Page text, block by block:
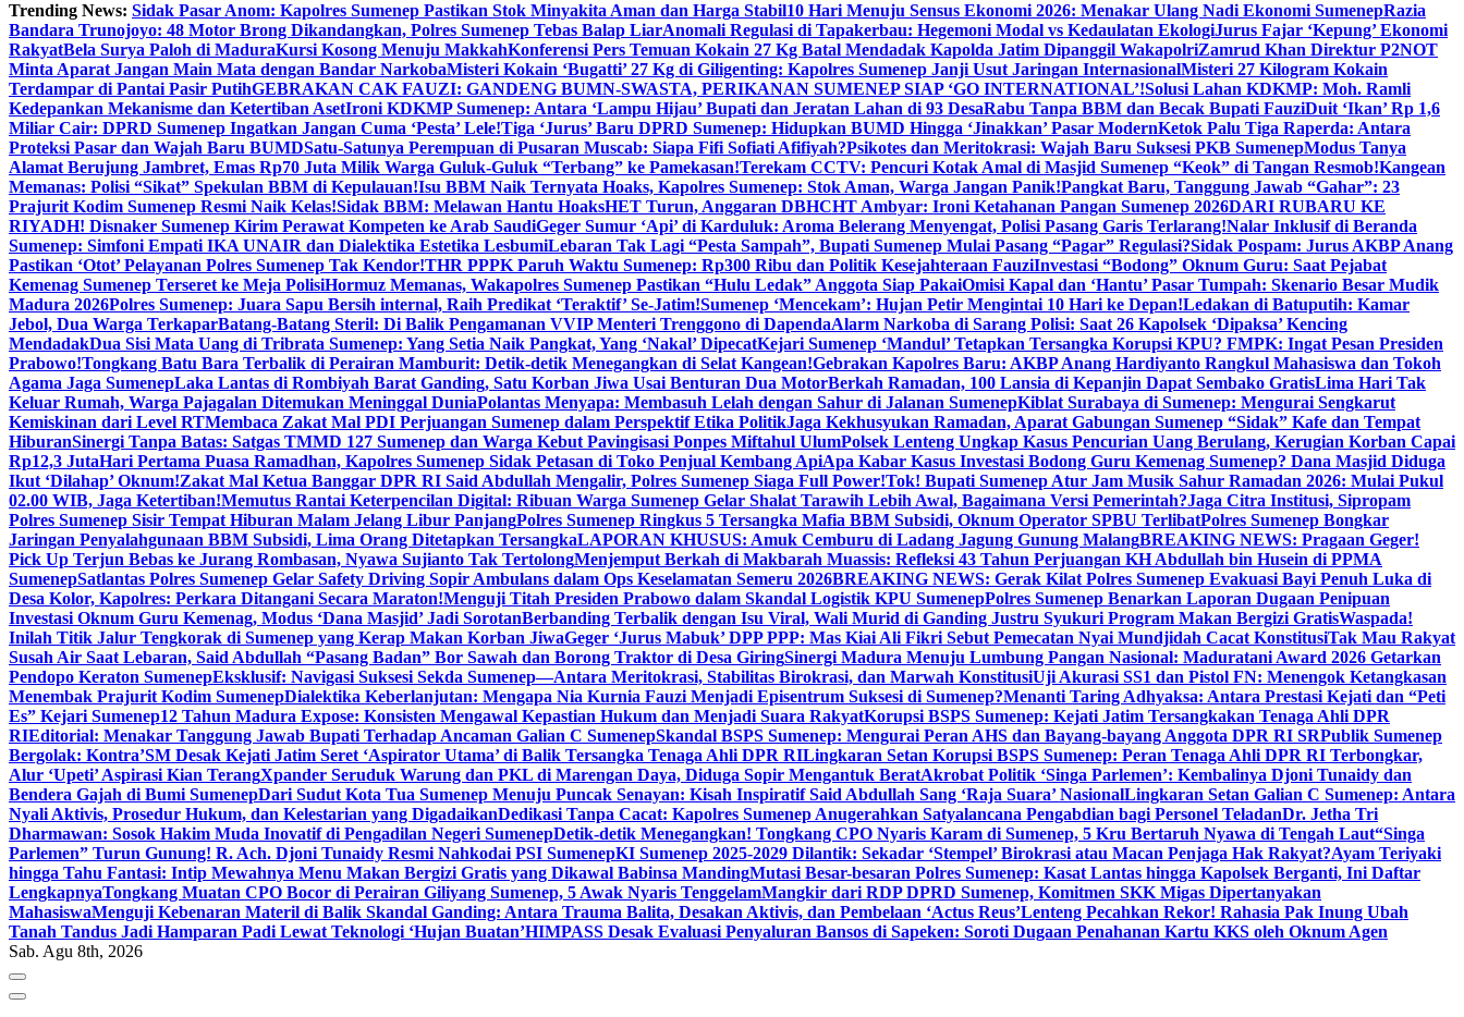
Trending News: Sidak Pasar Anom: Kapolres Sumenep Pastikan Stok Minyakita Aman dan Harga Stabil10 Hari Menuju Sensus Ekonomi 2026: Menakar Ulang Nadi Ekonomi SumenepRazia
Bandara Trunojoyo: 48 Motor Brong Dikandangkan, Polres Sumenep Tebas Balap LiarAnomali Regulasi di Tapakerbau: Hegemoni Modal vs Kedaulatan EkologiJurus Fajar ‘Kepung’ Ekonomi
RakyatBela Surya Paloh di MaduraKursi Kosong Menuju MakkahKonferensi Pers Temuan Kokain 27 Kg Batal Mendadak Kapolda Jatim Dipanggil WakapolriZamrud Khan Direktur P2NOT
Minta Aparat Jangan Main Mata dengan Bandar NarkobaMisteri Kokain ‘Bugatti’ 27 Kg di Giligenting: Kapolres Sumenep Janji Usut Jaringan InternasionalMisteri 27 Kilogram Kokain
Terdampar di Pantai Pasir PutihGEBRAKAN CAK FAUZI: GANDENG BUMN-SWASTA, PERIKANAN SUMENEP SIAP ‘GO INTERNATIONAL’!Solusi Lahan KDKMP: Moh. Ramli
Kedepankan Mekanisme dan Ketertiban AsetIroni KDKMP Sumenep: Antara ‘Lampu Hijau’ Bupati dan Jeratan Lahan di 93 DesaRabu Tanpa BBM dan Becak Bupati FauziDuit ‘Ikan’ Rp 1,6
Miliar Cair: DPRD Sumenep Ingatkan Jangan Cuma ‘Pesta’ Lele!Tiga ‘Jurus’ Baru DPRD Sumenep: Hidupkan BUMD Hingga ‘Jinakkan’ Pasar ModernKetok Palu Tiga Raperda: Antara
Proteksi Pasar dan Wajah Baru BUMDSatu-Satunya Perempuan di Pusaran Muscab: Siapa Fifi Sofiati Afifiyah?Psikotes dan Meritokrasi: Wajah Baru Suksesi PKB SumenepModus Tanya
Alamat Berujung Jambret, Emas Rp70 Juta Milik Warga Guluk-Guluk “Terbang” ke Pamekasan!Terekam CCTV: Pencuri Kotak Amal di Masjid Sumenep “Keok” di Tangan Resmob!Kangean
Memanas: Polisi “Sikat” Spekulan BBM di Kepulauan!Isu BBM Naik Ternyata Hoaks, Kapolres Sumenep: Stok Aman, Warga Jangan Panik!Pangkat Baru, Tanggung Jawab “Gahar”: 23
Prajurit Kodim Sumenep Resmi Naik Kelas!Sidak BBM: Melawan Hantu HoaksHET Turun, Anggaran DBHCHT Ambyar: Ironi Ketahanan Pangan Sumenep 2026DARI RUBARU KE
RIYADH! Disnaker Sumenep Kirim Perawat Kompeten ke Arab SaudiGeger Sumur ‘Api’ di Karduluk: Aroma Belerang Menyengat, Polisi Pasang Garis Terlarang!Nalar Inklusif di Beranda
Sumenep: Simfoni Empati IKA UNAIR dan Dialektika Estetika LesbumiLebaran Tak Lagi “Pesta Sampah”, Bupati Sumenep Mulai Pasang “Pagar” Regulasi?Sidak Pospam: Jurus AKBP Anang
Pastikan ‘Otot’ Pelayanan Polres Sumenep Tak Kendor!THR PPPK Paruh Waktu Sumenep: Rp300 Ribu dan Politik Kesejahteraan FauziInvestasi “Bodong” Oknum Guru: Saat Pejabat
Kemenag Sumenep Terseret ke Meja PolisiHormuz Memanas, Wakapolres Sumenep Pastikan “Hulu Ledak” Anggota Siap PakaiOmisi Kapal dan ‘Hantu’ Pasar Tumpah: Skenario Besar Mudik
Madura 2026Polres Sumenep: Juara Sapu Bersih internal, Raih Predikat ‘Teraktif’ Se-Jatim!Sumenep ‘Mencekam’: Hujan Petir Mengintai 10 Hari ke Depan!Ledakan di Batuputih: Kamar
Jebol, Dua Warga TerkaparBatang-Batang Steril: Di Balik Pengamanan VVIP Menteri Trenggono di DapendaAlarm Narkoba di Sarang Polisi: Saat 26 Kapolsek ‘Dipaksa’ Kencing
MendadakDua Sisi Mata Uang di Tribrata Sumenep: Yang Setia Naik Pangkat, Yang ‘Nakal’ DipecatKejari Sumenep ‘Mandul’ Tetapkan Tersangka Korupsi KPU? FMPK: Ingat Pesan Presiden
Prabowo!Tongkang Batu Bara Terbalik di Perairan Mamburit: Detik-detik Menegangkan di Selat Kangean!Gebrakan Kapolres Baru: AKBP Anang Hardiyanto Rangkul Mahasiswa dan Tokoh
Agama Jaga SumenepLaka Lantas di Rombiyah Barat Ganding, Satu Korban Jiwa Usai Benturan Dua MotorBerkah Ramadan, 100 Lansia di Kepanjin Dapat Sembako GratisLima Hari Tak
Keluar Rumah, Warga Pajagalan Ditemukan Meninggal DuniaPolantas Menyapa: Membasuh Lelah dengan Sahur di Jalanan SumenepKiblat Surabaya di Sumenep: Mengurai Sengkarut
Kemiskinan dari Level RTMembaca Zakat Mal PDI Perjuangan Sumenep dalam Perspektif Etika PolitikJaga Kekhusyukan Ramadan, Aparat Gabungan Sumenep “Sidak” Kafe dan Tempat
HiburanSinergi Tanpa Batas: Satgas TMMD 127 Sumenep dan Warga Kebut Pavingisasi Ponpes Miftahul UlumPolsek Lenteng Ungkap Kasus Pencurian Uang Berulang, Kerugian Korban Capai
Rp12,3 JutaHari Pertama Puasa Ramadhan, Kapolres Sumenep Sidak Petasan di Toko Penjual Kembang ApiApa Kabar Kasus Investasi Bodong Guru Kemenag Sumenep? Dana Masjid Diduga
Ikut ‘Dilahap’ Oknum!Zakat Mal Ketua Banggar DPR RI Said Abdullah Mengalir, Polres Sumenep Siaga Full Power!Tok! Bupati Sumenep Atur Jam Musik Sahur Ramadan 2026: Mulai Pukul
02.00 WIB, Jaga Ketertiban!Memutus Rantai Keterpencilan Digital: Ribuan Warga Sumenep Gelar Shalat Tarawih Lebih Awal, Bagaimana Versi Pemerintah?Jaga Citra Institusi, Sipropam
Polres Sumenep Sisir Tempat Hiburan Malam Jelang Libur PanjangPolres Sumenep Ringkus 5 Tersangka Mafia BBM Subsidi, Oknum Operator SPBU TerlibatPolres Sumenep Bongkar
Jaringan Penyalahgunaan BBM Subsidi, Lima Orang Ditetapkan TersangkaLAPORAN KHUSUS: Amuk Cemburu di Ladang Jagung Gunung MalangBREAKING NEWS: Pragaan Geger!
Pick Up Terjun Bebas ke Jurang Rombasan, Nyawa Sujianto Tak TertolongMenjemput Berkah di Makbarah Muassis: Refleksi 43 Tahun Perjuangan KH Abdullah bin Husein di PPMA
SumenepSatlantas Polres Sumenep Gelar Safety Driving Sopir Ambulans dalam Ops Keselamatan Semeru 2026BREAKING NEWS: Gerak Kilat Polres Sumenep Evakuasi Bayi Penuh Luka di
Desa Kolor, Kapolres: Perkara Ditangani Secara Maraton!Menguji Titah Presiden Prabowo dalam Skandal Logistik KPU SumenepPolres Sumenep Benarkan Laporan Dugaan Penipuan
Investasi Oknum Guru Kemenag, Modus ‘Dana Masjid’ Jadi SorotanBerbanding Terbalik dengan Isu Viral, Wali Murid di Ganding Justru Syukuri Program Makan Bergizi GratisWaspada!
Inilah Titik Jalur Tengkorak di Sumenep yang Kerap Makan Korban JiwaGeger ‘Jurus Mabuk’ DPP PPP: Mas Kiai Ali Fikri Sebut Pemecatan Nyai Mundjidah Cacat KonstitusiTak Mau Rakyat
Susah Air Saat Lebaran, Said Abdullah “Pasang Badan” Bor Sawah dan Borong Traktor di Desa GiringSinergi Madura Menuju Lumbung Pangan Nasional: Maduratani Award 2026 Getarkan
Pendopo Keraton SumenepEksklusif: Navigasi Suksesi Sekda Sumenep—Antara Meritokrasi, Stabilitas Birokrasi, dan Marwah KonstitusiUji Akurasi SS1 dan Pistol FN: Menengok Ketangkasan
Menembak Prajurit Kodim SumenepDialektika Keberlanjutan: Mengapa Nia Kurnia Fauzi Menjadi Episentrum Suksesi di Sumenep?Menanti Taring Adhyaksa: Antara Prestasi Kejati dan “Peti
Es” Kejari Sumenep12 Tahun Madura Expose: Konsisten Mengawal Kepastian Hukum dan Menjadi Suara RakyatKorupsi BSPS Sumenep: Kejati Jatim Tersangkakan Tenaga Ahli DPR
RIEditorial: Menakar Tanggung Jawab Bupati Terhadap Ancaman Galian C SumenepSkandal BSPS Sumenep: Mengurai Peran AHS dan Bayang-bayang Anggota DPR RI SRPublik Sumenep
Bergolak: Kontra’SM Desak Kejati Jatim Seret ‘Aspirator Utama’ di Balik Tersangka Tenaga Ahli DPR RILingkaran Setan Korupsi BSPS Sumenep: Peran Tenaga Ahli DPR RI Terbongkar,
Alur ‘Upeti’ Aspirasi Kian TerangXpander Seruduk Warung dan PKL di Marengan Daya, Diduga Sopir Mengantuk BeratAkrobat Politik ‘Singa Parlemen’: Kembalinya Djoni Tunaidy dan
Bendera Gajah di Bumi SumenepDari Sudut Kota Tua Sumenep Menuju Puncak Senayan: Kisah Inspiratif Said Abdullah Sang ‘Raja Suara’ NasionalLingkaran Setan Galian C Sumenep: Antara
Nyali Aktivis, Prosedur Hukum, dan Kelestarian yang DigadaikanDedikasi Tanpa Cacat: Kapolres Sumenep Anugerahkan Satyalancana Pengabdian bagi Personel TeladanDr. Jetha Tri
Dharmawan: Sosok Hakim Muda Inovatif di Pengadilan Negeri SumenepDetik-detik Menegangkan! Tongkang CPO Nyaris Karam di Sumenep, 5 Kru Bertaruh Nyawa di Tengah Laut“Singa
Parlemen” Turun Gunung! R. Ach. Djoni Tunaidy Resmi Nahkodai PSI SumenepKI Sumenep 2025-2029 Dilantik: Sekadar ‘Stempel’ Birokrasi atau Macan Penjaga Hak Rakyat?Ayam Teriyaki
hingga Tahu Fantasi: Intip Mewahnya Menu Makan Bergizi Gratis yang Dikawal Babinsa MandingMutasi Besar-besaran Polres Sumenep: Kasat Lantas hingga Kapolsek Berganti, Ini Daftar
LengkapnyaTongkang Muatan CPO Bocor di Perairan Giliyang Sumenep, 5 Awak Nyaris TenggelamMangkir dari RDP DPRD Sumenep, Komitmen SKK Migas Dipertanyakan
MahasiswaMenguji Kebenaran Materil di Balik Skandal Ganding: Antara Trauma Balita, Desakan Aktivis, dan Pembelaan ‘Actus Reus’Lenteng Pecahkan Rekor! Rahasia Pak Inung Ubah
Tanah Tandus Jadi Hamparan Padi Lewat Teknologi ‘Hujan Buatan’HIMPASS Desak Evaluasi Penyaluran Bansos di Sapeken: Soroti Dugaan Penahanan Kartu KKS oleh Oknum Agen
Sab. Agu 8th, 2026